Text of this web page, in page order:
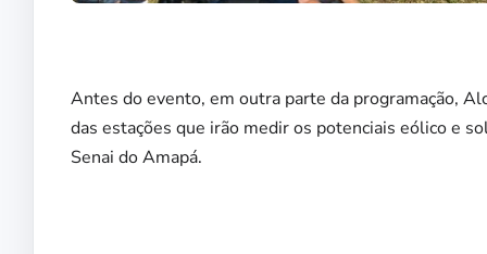
Antes do evento, em outra parte da programação,
das estações que irão medir os potenciais eólico e
Senai do Amapá.